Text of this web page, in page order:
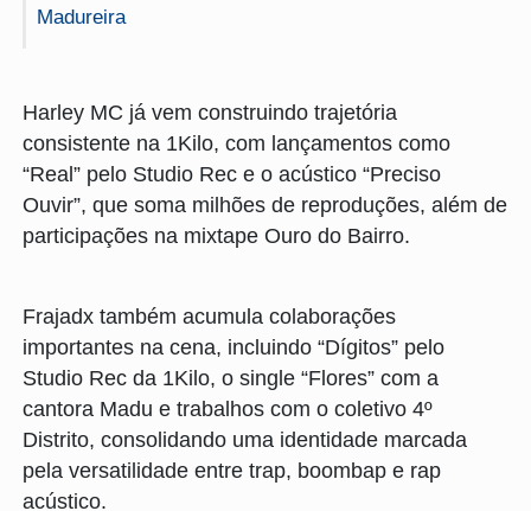
Madureira
Harley MC já vem construindo trajetória
consistente na 1Kilo, com lançamentos como
“Real” pelo Studio Rec e o acústico “Preciso
Ouvir”, que soma milhões de reproduções, além de
participações na mixtape Ouro do Bairro.
Frajadx também acumula colaborações
importantes na cena, incluindo “Dígitos” pelo
Studio Rec da 1Kilo, o single “Flores” com a
cantora Madu e trabalhos com o coletivo 4º
Distrito, consolidando uma identidade marcada
pela versatilidade entre trap, boombap e rap
acústico.